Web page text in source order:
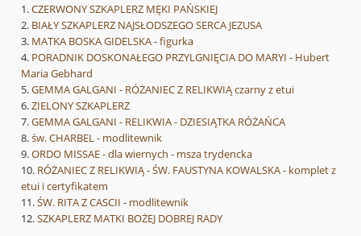
CZERWONY SZKAPLERZ MĘKI PAŃSKIEJ
BIAŁY SZKAPLERZ NAJSŁODSZEGO SERCA JEZUSA
MATKA BOSKA GIDELSKA - figurka
PORADNIK DOSKONAŁEGO PRZYLGNIĘCIA DO MARYI - Hubert
Maria Gebhard
GEMMA GALGANI - RÓŻANIEC Z RELIKWIĄ czarny z etui
ZIELONY SZKAPLERZ
GEMMA GALGANI - RELIKWIA - DZIESIĄTKA RÓŻAŃCA
św. CHARBEL - modlitewnik
ORDO MISSAE - dla wiernych - msza trydencka
RÓŻANIEC Z RELIKWIĄ - ŚW. FAUSTYNA KOWALSKA - komplet z
etui i certyfikatem
ŚW. RITA Z CASCII - modlitewnik
SZKAPLERZ MATKI BOŻEJ DOBREJ RADY